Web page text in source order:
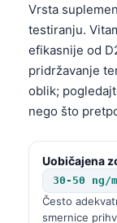
Vrsta
testiranju.
efikasnije od
pridržavanje
oblik;
nego što
Uobičajena
30-50 ng/
Često
smernice